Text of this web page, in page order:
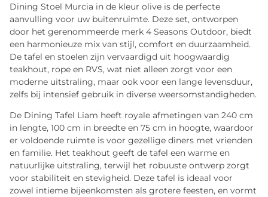
Dining Stoel Murcia in de kleur olive is de perfecte
aanvulling voor uw buitenruimte. Deze set, ontworpen
door het gerenommeerde merk 4 Seasons Outdoor, biedt
een harmonieuze mix van stijl, comfort en duurzaamheid.
De tafel en stoelen zijn vervaardigd uit hoogwaardig
teakhout, rope en RVS, wat niet alleen zorgt voor een
moderne uitstraling, maar ook voor een lange levensduur,
zelfs bij intensief gebruik in diverse weersomstandigheden.
De Dining Tafel Liam heeft royale afmetingen van 240 cm
in lengte, 100 cm in breedte en 75 cm in hoogte, waardoor
er voldoende ruimte is voor gezellige diners met vrienden
en familie. Het teakhout geeft de tafel een warme en
natuurlijke uitstraling, terwijl het robuuste ontwerp zorgt
voor stabiliteit en stevigheid. Deze tafel is ideaal voor
zowel intieme bijeenkomsten als grotere feesten, en vormt